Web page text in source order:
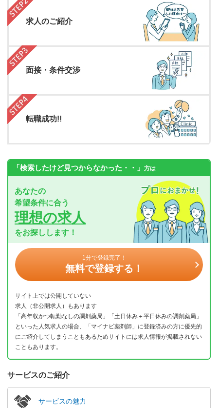
求人のご紹介
面接・条件交渉
転職成功!!
「検索したけど見つからなかった・・」 方は
あなたの
希望条件に合う
理想の求人
をお探しします！
1分で登録完了！
無料で登録する！
サイト上では公開していない
求人（非公開求人）もあります
「高年収かつ転勤なしの調剤薬局」「土日休み＋平日休みの調剤薬局」
といった人気求人の場合、「マイナビ薬剤師」に登録済みの方に優先的
にご紹介してしまうこともあるためサイトには求人情報が掲載されない
こともあります。
サービスのご紹介
サービスの魅力